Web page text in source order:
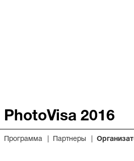
PhotoVisa 2016
Программа Партнеры